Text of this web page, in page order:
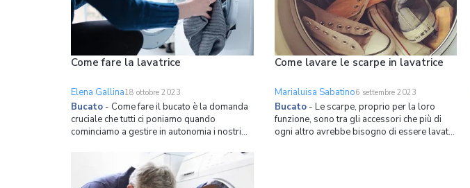
Come fare la lavatrice
Elena Gallina18 ottobre 2023
Bucato - Come fare il bucato è la domanda
cruciale che tutti ci poniamo quando
cominciamo a gestire in autonomia i nostri
del giorno: capi ristretti, tessuti rovinati,
colori scambiati ecc. Vediamo allora prima di
tutto cosa lavare in lavatrice in base alle te
Come lavare le scarpe in lavatrice
Marialuisa Sabatino6 settembre 2023
Bucato- Le scarpe, proprio per la loro
funzione, sono tra gli accessori che più di
ogni altro avrebbe bisogno di essere lavato,